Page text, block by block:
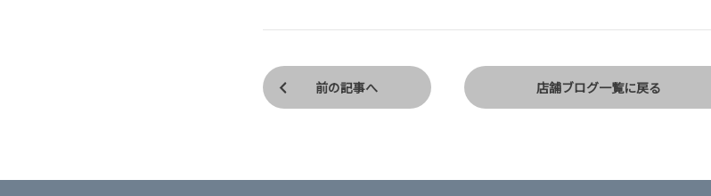
前の記事へ 店舗ブログ一覧に戻る